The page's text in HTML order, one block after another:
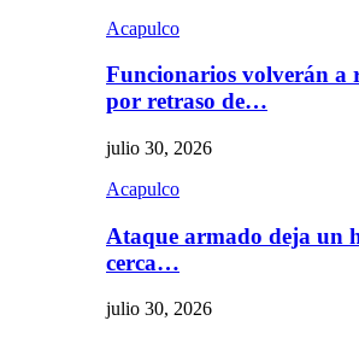
Acapulco
Funcionarios volverán a
por retraso de…
julio 30, 2026
Acapulco
Ataque armado deja un
cerca…
julio 30, 2026